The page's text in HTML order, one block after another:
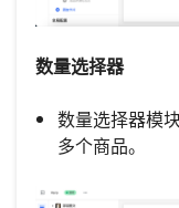
数量选择器
数量选择器模
多个商品。